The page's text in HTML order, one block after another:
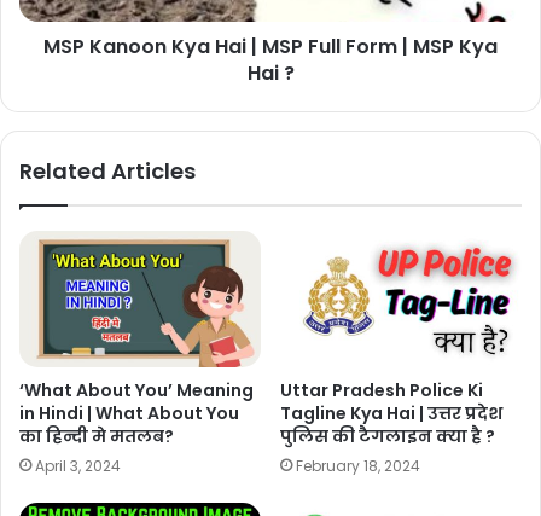
MSP Kanoon Kya Hai | MSP Full Form | MSP Kya
Hai ?
Related Articles
‘What About You’ Meaning
in Hindi | What About You
का हिन्दी मे मतलब?
April 3, 2024
Uttar Pradesh Police Ki
Tagline Kya Hai | उत्तर प्रदेश
पुलिस की टैगलाइन क्या है ?
February 18, 2024